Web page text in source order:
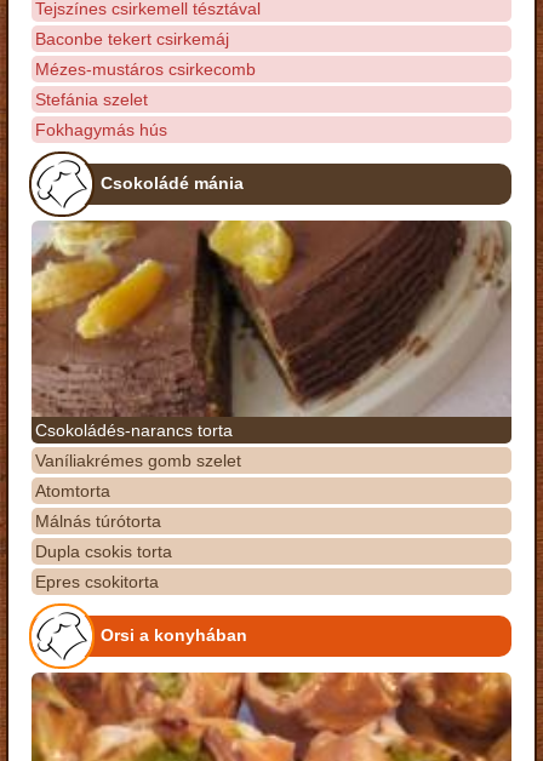
Tejszínes csirkemell tésztával
Baconbe tekert csirkemáj
Mézes-mustáros csirkecomb
Stefánia szelet
Fokhagymás hús
Csokoládé mánia
Csokoládés-narancs torta
Vaníliakrémes gomb szelet
Atomtorta
Málnás túrótorta
Dupla csokis torta
Epres csokitorta
Orsi a konyhában